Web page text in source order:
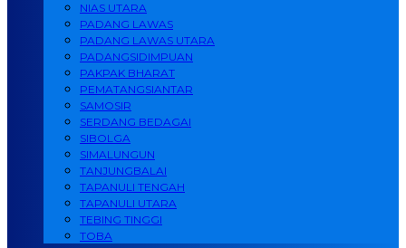
NIAS UTARA
PADANG LAWAS
PADANG LAWAS UTARA
PADANGSIDIMPUAN
PAKPAK BHARAT
PEMATANGSIANTAR
SAMOSIR
SERDANG BEDAGAI
SIBOLGA
SIMALUNGUN
TANJUNGBALAI
TAPANULI TENGAH
TAPANULI UTARA
TEBING TINGGI
TOBA